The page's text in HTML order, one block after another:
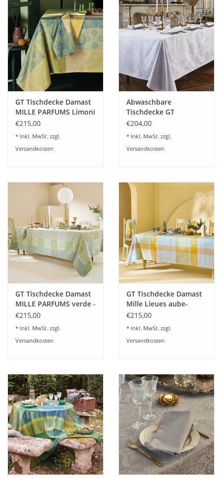
Accessoires Spa
Angebote
Info-Service
Geprüfter Webshop
Über uns
Vertrag widerrufen
Blog-Aktuelles
Marken
GT Tischdecke Damast
MILLE PARFUMS Limoni
- beschichtet
€215,00
* Inkl. MwSt. zzgl.
Versandkosten
Abwaschbare
Tischdecke GT
Tischdecke Damast
beschichtet
€204,00
* Inkl. MwSt. zzgl.
Versandkosten
GT Tischdecke Damast
MILLE PARFUMS verde -
beschichtet
€215,00
* Inkl. MwSt. zzgl.
Versandkosten
GT Tischdecke Damast
Mille Lieues aube-
beschichtet
€215,00
* Inkl. MwSt. zzgl.
Versandkosten